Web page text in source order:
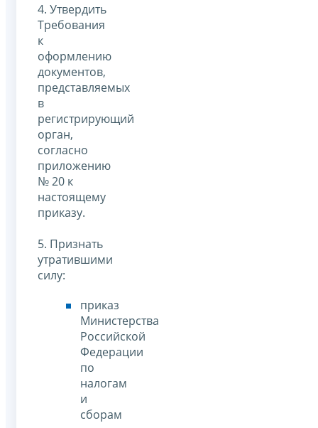
4. Утвердить
Требования
к
оформлению
документов,
представляемых
в
регистрирующий
орган,
согласно
приложению
№ 20 к
настоящему
приказу.
5. Признать
утратившими
силу:
приказ
Министерства
Российской
Федерации
по
налогам
и
сборам